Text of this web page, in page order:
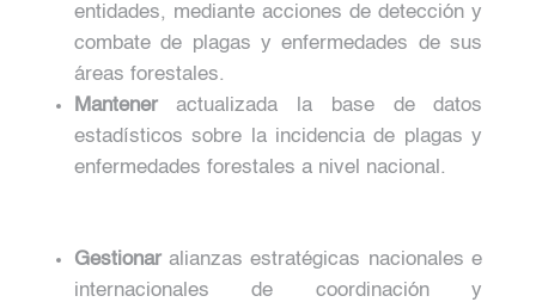
entidades, mediante acciones de detección y
combate de plagas y enfermedades de sus
áreas forestales.
Manteneractualizada la base de datos
estadísticos sobre la incidencia de plagas y
enfermedades forestales a nivel nacional.
Gestionaralianzas estratégicas nacionales e
internacionales de coordinación y